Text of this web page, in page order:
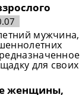
мужчина,
для своих
женщины,